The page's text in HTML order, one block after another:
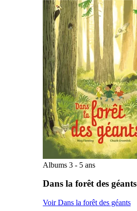
Albums 3 - 5 ans
Dans la forêt des géants
Voir Dans la forêt des géants